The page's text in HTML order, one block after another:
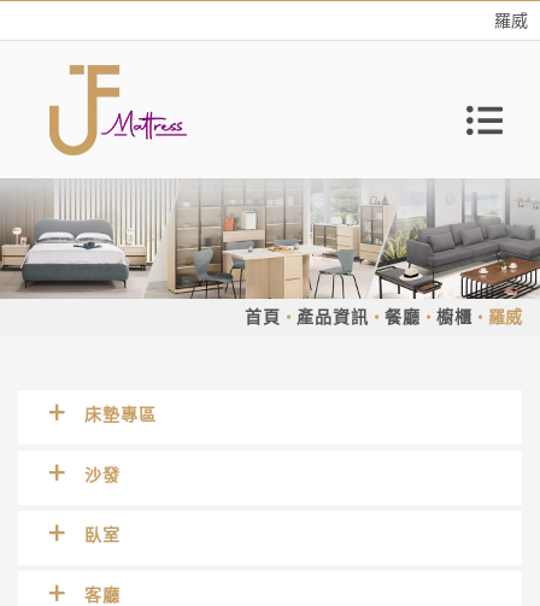
羅威
首頁 產品資訊 餐廳 櫥櫃 羅威
床墊專區
沙發
臥室
客廳